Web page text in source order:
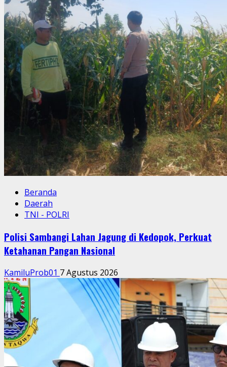
Beranda
Daerah
TNI - POLRI
Polisi Sambangi Lahan Jagung di Kedopok, Perkuat
Ketahanan Pangan Nasional
KamiluProb01 7 Agustus 2026